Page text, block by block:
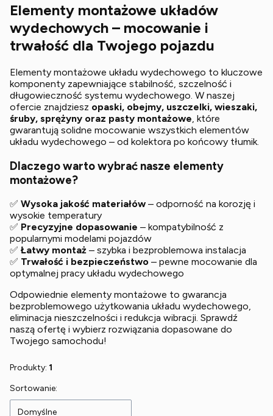
Elementy montażowe układów
wydechowych – mocowanie i
trwałość dla Twojego pojazdu
Elementy montażowe układu wydechowego to kluczowe
komponenty zapewniające stabilność, szczelność i
długowieczność systemu wydechowego. W naszej
ofercie znajdziesz opaski, obejmy, uszczelki, wieszaki,
śruby, sprężyny oraz pasty montażowe, które
gwarantują solidne mocowanie wszystkich elementów
układu wydechowego – od kolektora po końcowy tłumik.
Dlaczego warto wybrać nasze elementy
montażowe?
✅ Wysoka jakość materiałów – odporność na korozję i
wysokie temperatury
✅ Precyzyjne dopasowanie – kompatybilność z
popularnymi modelami pojazdów
✅ Łatwy montaż – szybka i bezproblemowa instalacja
✅ Trwałość i bezpieczeństwo – pewne mocowanie dla
optymalnej pracy układu wydechowego
Odpowiednie elementy montażowe to gwarancja
bezproblemowego użytkowania układu wydechowego,
eliminacja nieszczelności i redukcja wibracji. Sprawdź
naszą ofertę i wybierz rozwiązania dopasowane do
Twojego samochodu!
Produkty: 1
Lista produktów
Sortowanie:
Domyślne